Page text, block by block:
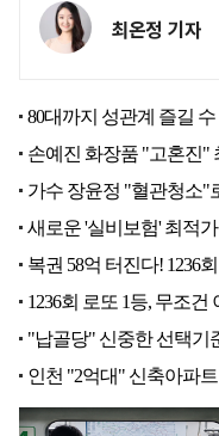
최온정 기자